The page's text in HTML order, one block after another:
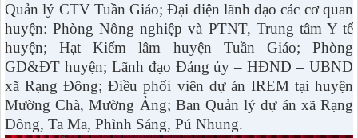
Quản lý CTV Tuần Giáo; Đại diện lãnh đạo các cơ quan
huyện: Phòng Nông nghiệp và PTNT, Trung tâm Y tế
huyện; Hạt Kiểm lâm huyện Tuần Giáo; Phòng
GD&ĐT huyện; Lãnh đạo Đảng ủy – HĐND – UBND
xã Rạng Đông; Điều phối viên dự án IREM tại huyện
Mường Chà, Mường Ảng; Ban Quản lý dự án xã Rạng
Đông, Ta Ma, Phình Sáng, Pú Nhung.